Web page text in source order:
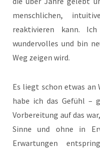
menschlichen,
reaktivieren kann.
wundervolles und bin
Weg zeigen wird.
Es liegt schon etwas an
habe ich das Gefühl –
Vorbereitung auf das
Sinne und ohne in
Erwartungen